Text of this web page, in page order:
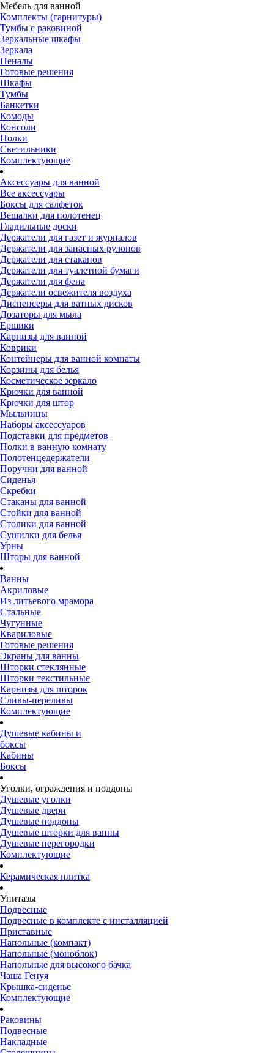
Мебель для ванной
Комплекты (гарнитуры)
Тумбы с раковиной
Зеркальные шкафы
Зеркала
Пеналы
Готовые решения
Шкафы
Тумбы
Банкетки
Комоды
Консоли
Полки
Светильники
Комплектующие
Аксессуары для ванной
Все аксессуары
Боксы для салфеток
Вешалки для полотенец
Гладильные доски
Держатели для газет и журналов
Держатели для запасных рулонов
Держатели для стаканов
Держатели для туалетной бумаги
Держатели для фена
Держатели освежителя воздуха
Диспенсеры для ватных дисков
Дозаторы для мыла
Ершики
Карнизы для ванной
Коврики
Контейнеры для ванной комнаты
Корзины для белья
Косметическое зеркало
Крючки для ванной
Крючки для штор
Мыльницы
Наборы аксессуаров
Подставки для предметов
Полки в ванную комнату
Полотенцедержатели
Поручни для ванной
Сиденья
Скребки
Стаканы для ванной
Стойки для ванной
Столики для ванной
Сушилки для белья
Урны
Шторы для ванной
Ванны
Акриловые
Из литьевого мрамора
Стальные
Чугунные
Квариловые
Готовые решения
Экраны для ванны
Шторки стеклянные
Шторки текстильные
Карнизы для шторок
Сливы-переливы
Комплектующие
Душевые кабины и
боксы
Кабины
Боксы
Уголки, ограждения и поддоны
Душевые уголки
Душевые двери
Душевые поддоны
Душевые шторки для ванны
Душевые перегородки
Комплектующие
Керамическая плитка
Унитазы
Подвесные
Подвесные в комплекте с инсталляцией
Приставные
Напольные (компакт)
Напольные (моноблок)
Напольные для высокого бачка
Чаша Генуя
Крышка-сиденье
Комплектующие
Раковины
Подвесные
Накладные